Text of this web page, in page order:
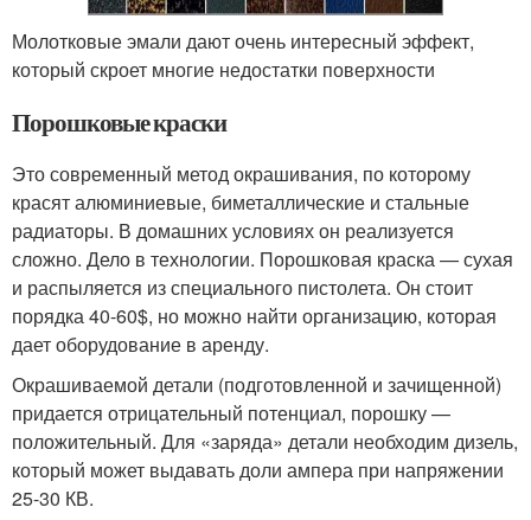
Молотковые эмали дают очень интересный эффект,
который скроет многие недостатки поверхности
Порошковые краски
Это современный метод окрашивания, по которому
красят алюминиевые, биметаллические и стальные
радиаторы. В домашних условиях он реализуется
сложно. Дело в технологии. Порошковая краска — сухая
и распыляется из специального пистолета. Он стоит
порядка 40-60$, но можно найти организацию, которая
дает оборудование в аренду.
Окрашиваемой детали (подготовленной и зачищенной)
придается отрицательный потенциал, порошку —
положительный. Для «заряда» детали необходим дизель,
который может выдавать доли ампера при напряжении
25-30 КВ.